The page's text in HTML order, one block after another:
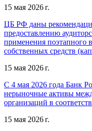
15 мая 2026 г.
ЦБ РФ даны
предоставлению
применения поэтапного
собственных средств
15 мая 2026 г.
С 4 мая 2026 года Банк
нерыночные активы
организаций в
15 мая 2026 г.